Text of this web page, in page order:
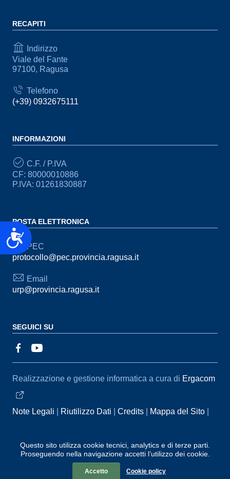
Accessibilità
Questo sito utilizza cookie tecnici, analytics e di terze parti.
Proseguendo nella navigazione accetti l’utilizzo dei cookie.
Accetto Cookie policy
RECAPITI
Indirizzo
Viale del Fante
97100, Ragusa
Telefono
(+39) 0932675111
INFORMAZIONI
C.F. / P.IVA
CF: 80000010886
P.IVA: 01261830887
POSTA ELETTRONICA
PEC
protocollo@pec.provincia.ragusa.it
Email
urp@provincia.ragusa.it
SEGUICI SU
Sezione Link Utili
Realizzazione e gestione informatica a cura di Ergacom
Note Legali Riutilizzo Dati Credits
Mappa del Sito
Segnalazioni
Statistiche accessi
Dichiarazione di
Accessibilità